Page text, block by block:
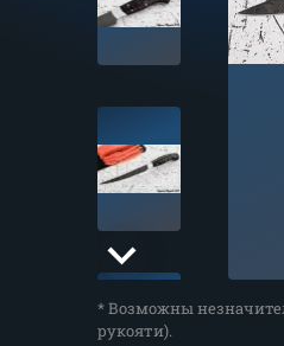
* Возможны
рукояти).